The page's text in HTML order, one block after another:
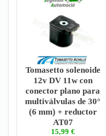
Tomasetto solenoide
12v DV 11w con
conector plano para
multiválvulas de 30°
(6 mm) + reductor
AT07
15,99 €